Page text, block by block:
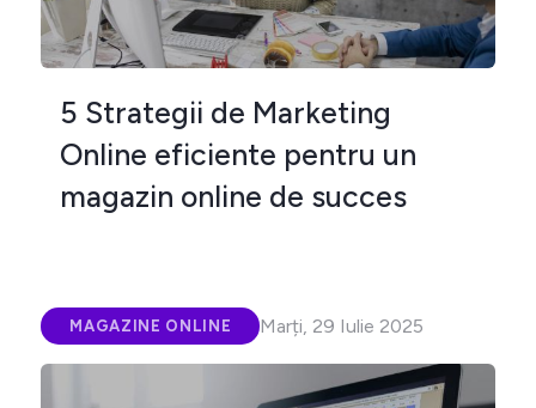
5 Strategii de Marketing
Online eficiente pentru un
magazin online de succes
MAGAZINE ONLINE Marți, 29 Iulie 2025